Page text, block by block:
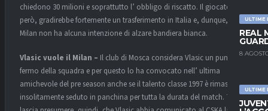
ULTIME
REAL
8
ULTIME
chiedono 30 milioni e soprattutto l’ obbligo di riscatto. Il giocatore,
però, gradirebbe fortemente un trasferimento in Italia e, dunque, il
Milan non ha alcuna intenzione di alzare bandiera bianca.
Vlasic vuole il Milan – Il club di Mosca considera Vlasic un punto
fermo della squadra e per questo lo ha convocato nell’ ultima
amichevole del pre season anche se il talento classe 1997 è rimasto
insolitamente seduto in panchina per tutta la durata del match. Tutto